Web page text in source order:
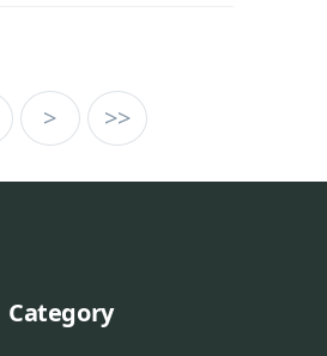
> >>
Category